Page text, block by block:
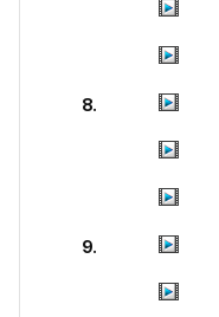
8.
9.